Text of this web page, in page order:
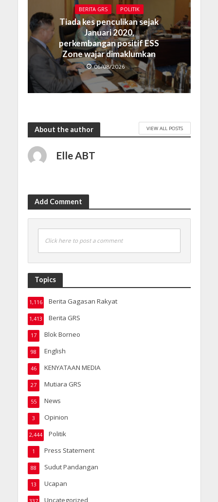
BERITA GRS POLITIK
Tiada kes penculikan sejak
Januari 2020,
perkembangan positif ESS
Zone wajar dimaklumkan
06/08/2026
About the author VIEW ALL POSTS
Elle ABT
Add Comment
Click here to post a comment
Topics
Berita Gagasan Rakyat
1,116
Berita GRS
1,413
Blok Borneo
17
English
98
KENYATAAN MEDIA
46
Mutiara GRS
27
News
55
Opinion
3
Politik
2,444
Press Statement
1
Sudut Pandangan
88
Ucapan
13
Uncategorized